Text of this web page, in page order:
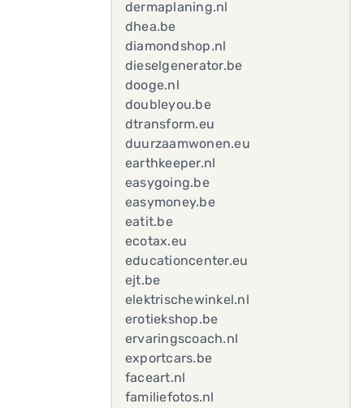
dermaplaning.nl
dhea.be
diamondshop.nl
dieselgenerator.be
dooge.nl
doubleyou.be
dtransform.eu
duurzaamwonen.eu
earthkeeper.nl
easygoing.be
easymoney.be
eatit.be
ecotax.eu
educationcenter.eu
ejt.be
elektrischewinkel.nl
erotiekshop.be
ervaringscoach.nl
exportcars.be
faceart.nl
familiefotos.nl